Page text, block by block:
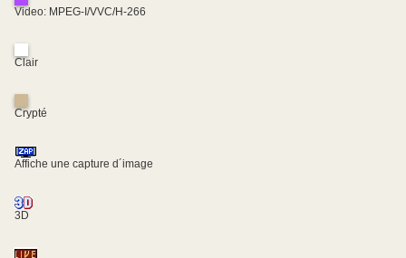
Video: MPEG-I/VVC/H-266
Clair
Crypté
Affiche une capture d´image
3D